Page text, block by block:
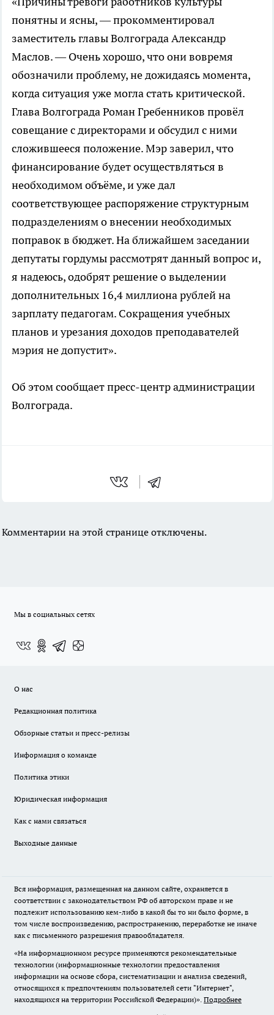
понятны и ясны, — прокомментировал
заместитель главы Волгограда Александр
Маслов. — Очень хорошо, что они вовремя
обозначили проблему, не дожидаясь момента,
когда ситуация уже могла стать критической.
Глава Волгограда Роман Гребенников провёл
совещание с директорами и обсудил с ними
сложившееся положение. Мэр заверил, что
финансирование будет осуществляться в
необходимом объёме, и уже дал
соответствующее распоряжение структурным
подразделениям о внесении необходимых
поправок в бюджет. На ближайшем заседании
депутаты гордумы рассмотрят данный вопрос и,
я надеюсь, одобрят решение о выделении
дополнительных 16,4 миллиона рублей на
зарплату педагогам. Сокращения учебных
планов и урезания доходов преподавателей
мэрия не допустит».
Об этом сообщает пресс-центр администрации
Волгограда.
Комментарии на этой странице отключены.
Мы в социальных сетях
О нас
Редакционная политика
Обзорные статьи и пресс-релизы
Информация о команде
Политика этики
Юридическая информация
Как с нами связаться
Выходные данные
Вся информация, размещенная на данном сайте, охраняется в
соответствии с законодательством РФ об авторском праве и не
подлежит использованию кем-либо в какой бы то ни было форме, в
том числе воспроизведению, распространению, переработке не иначе
как с письменного разрешения правообладателя.
«На информационном ресурсе применяются рекомендательные
технологии (информационные технологии предоставления
информации на основе сбора, систематизации и анализа сведений,
относящихся к предпочтениям пользователей сети "Интернет",
находящихся на территории Российской Федерации)». Подробнее